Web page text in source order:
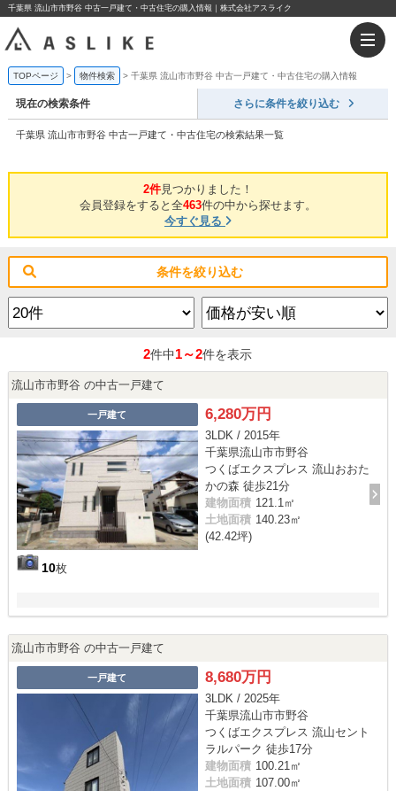
千葉県 流山市市野谷 中古一戸建て・中古住宅の購入情報｜株式会社アスライク
TOPページ 物件検索 千葉県 流山市市野谷 中古一戸建て・中古住宅の購入情報
現在の検索条件 さらに条件を絞り込む
千葉県 流山市市野谷 中古一戸建て・中古住宅の検索結果一覧
2件見つかりました！
会員登録をすると全463件の中から探せます。
今すぐ見る
条件を絞り込む
2件中1～2件を表示
流山市市野谷 の中古一戸建て
一戸建て
10枚
6,280万円
3LDK / 2015年
千葉県流山市市野谷
つくばエクスプレス 流山おおた
かの森 徒歩21分
建物面積 121.1㎡
土地面積 140.23㎡
(42.42坪)
流山市市野谷 の中古一戸建て
一戸建て 8,680万円
3LDK / 2025年
千葉県流山市市野谷
つくばエクスプレス 流山セント
ラルパーク 徒歩17分
建物面積 100.21㎡
土地面積 107.00㎡